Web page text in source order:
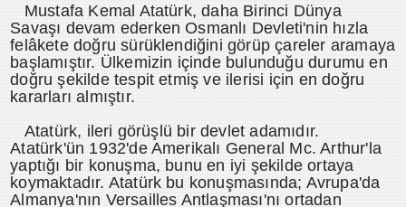
Mustafa Kemal Atatürk, daha Birinci Dünya
Savaşı devam ederken Osmanlı Devleti'nin hızla
felâkete doğru sürüklendiğini görüp çareler aramaya
başlamıştır. Ülkemizin içinde bulunduğu durumu en
doğru şekilde tespit etmiş ve ilerisi için en doğru
kararları almıştır.
Atatürk, ileri görüşlü bir devlet adamıdır.
Atatürk'ün 1932'de Amerikalı General Mc. Arthur'la
yaptığı bir konuşma, bunu en iyi şekilde ortaya
koymaktadır. Atatürk bu konuşmasında; Avrupa'da
Almanya'nın Versailles Antlaşması'nı ortadan